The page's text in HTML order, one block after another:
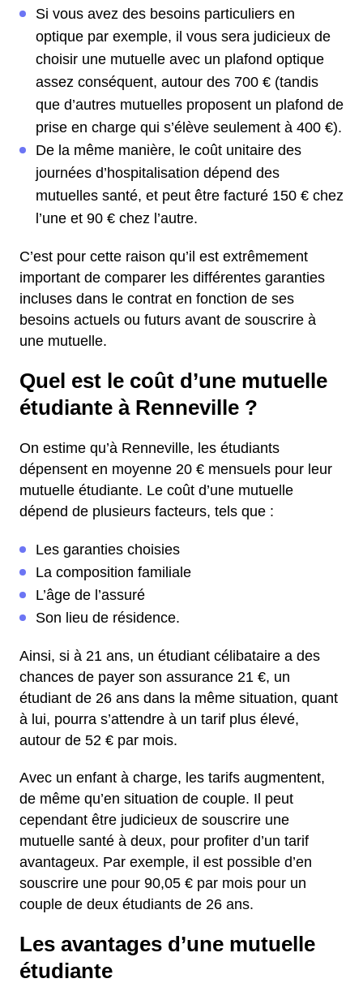
Si vous avez des besoins particuliers en
optique par exemple, il vous sera judicieux de
choisir une mutuelle avec un plafond optique
assez conséquent, autour des 700 € (tandis
que d’autres mutuelles proposent un plafond de
prise en charge qui s’élève seulement à 400 €).
De la même manière, le coût unitaire des
journées d’hospitalisation dépend des
mutuelles santé, et peut être facturé 150 € chez
l’une et 90 € chez l’autre.
C’est pour cette raison qu’il est extrêmement
important de comparer les différentes garanties
incluses dans le contrat en fonction de ses
besoins actuels ou futurs avant de souscrire à
une mutuelle.
Quel est le coût d’une mutuelle
étudiante à Renneville ?
On estime qu’à Renneville, les étudiants
dépensent en moyenne 20 € mensuels pour leur
mutuelle étudiante. Le coût d’une mutuelle
dépend de plusieurs facteurs, tels que :
Les garanties choisies
La composition familiale
L’âge de l’assuré
Son lieu de résidence.
Ainsi, si à 21 ans, un étudiant célibataire a des
chances de payer son assurance 21 €, un
étudiant de 26 ans dans la même situation, quant
à lui, pourra s’attendre à un tarif plus élevé,
autour de 52 € par mois.
Avec un enfant à charge, les tarifs augmentent,
de même qu’en situation de couple. Il peut
cependant être judicieux de souscrire une
mutuelle santé à deux, pour profiter d’un tarif
avantageux. Par exemple, il est possible d’en
souscrire une pour 90,05 € par mois pour un
couple de deux étudiants de 26 ans.
Les avantages d’une mutuelle
étudiante